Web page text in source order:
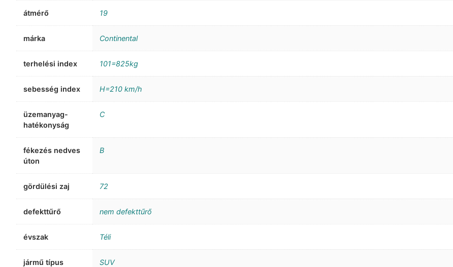
átmérő 19
márka Continental
terhelési index 101=825kg
sebesség index H=210 km/h
üzemanyag-
hatékonyság
C
fékezés nedves
úton
B
gördülési zaj 72
defekttűrő nem defekttűrő
évszak Téli
jármű típus SUV